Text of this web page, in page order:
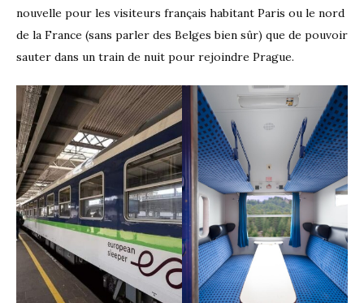
nouvelle pour les visiteurs français habitant Paris ou le nord
de la France (sans parler des Belges bien sûr) que de pouvoir
sauter dans un train de nuit pour rejoindre Prague.